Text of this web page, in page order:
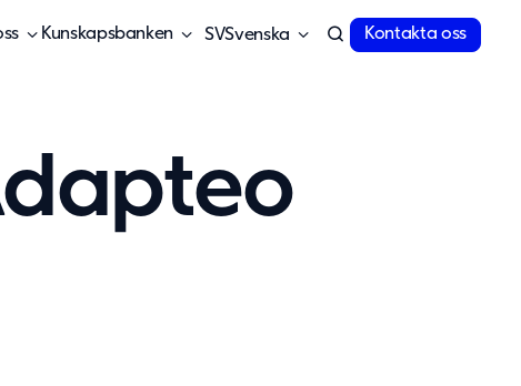
Kunskapsbanken Svenska Kontakta oss